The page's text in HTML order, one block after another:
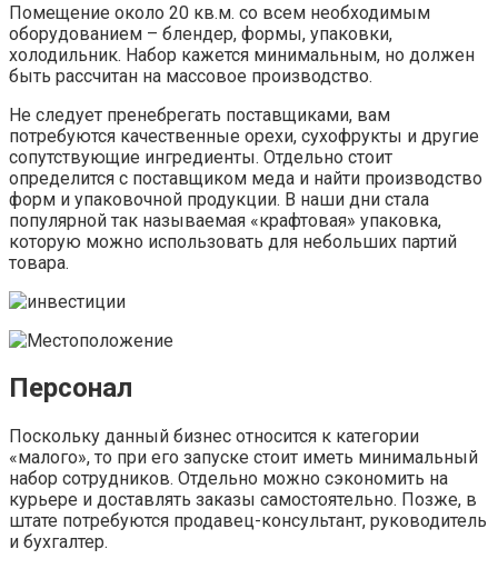
Помещение около 20 кв.м. со всем необходимым
оборудованием – блендер, формы, упаковки,
холодильник. Набор кажется минимальным, но должен
быть рассчитан на массовое производство.
Не следует пренебрегать поставщиками, вам
потребуются качественные орехи, сухофрукты и другие
сопутствующие ингредиенты. Отдельно стоит
определится с поставщиком меда и найти производство
форм и упаковочной продукции. В наши дни стала
популярной так называемая «крафтовая» упаковка,
которую можно использовать для небольших партий
товара.
Персонал
Поскольку данный бизнес относится к категории
«малого», то при его запуске стоит иметь минимальный
набор сотрудников. Отдельно можно сэкономить на
курьере и доставлять заказы самостоятельно. Позже, в
штате потребуются продавец-консультант, руководитель
и бухгалтер.